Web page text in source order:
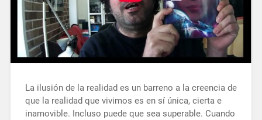
La ilusión de la realidad es un barreno a la creencia de
que la realidad que vivimos es en sí única, cierta e
inamovible. Incluso puede que sea superable. Cuando